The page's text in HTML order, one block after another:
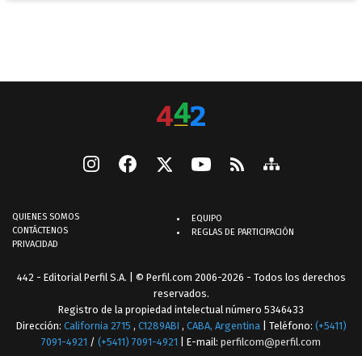
QUIENES SOMOS
CONTÁCTENOS
PRIVACIDAD
EQUIPO
REGLAS DE PARTICIPACIÓN
442 - Editorial Perfil S.A. | © Perfil.com 2006-2026 - Todos los derechos
reservados.
Registro de la propiedad intelectual número 5346433
Dirección: California 2715 , C1289ABI , CABA, Argentina | Teléfono: (+5411)
7091-4921 / (+5411) 7091-4921 | E-mail: perfilcom@perfil.com